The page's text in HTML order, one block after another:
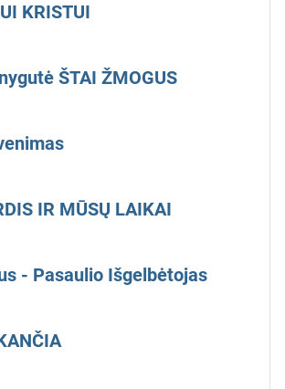
KRISTUI
ŠTAI ŽMOGUS
IR MŪSŲ LAIKAI
- Pasaulio Išgelbėtojas